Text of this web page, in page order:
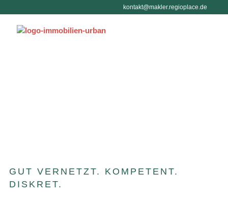
kontakt@makler.regioplace.de
GUT VERNETZT. KOMPETENT.
DISKRET.